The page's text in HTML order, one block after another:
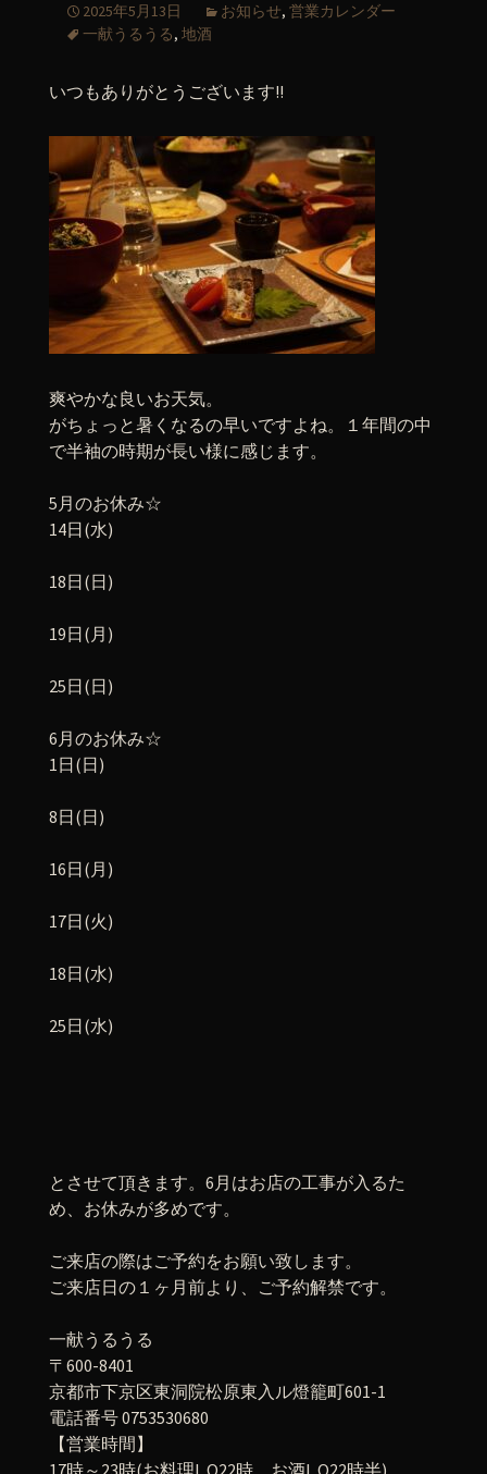
2025年5月13日 お知らせ, 営業カレンダー
一献うるうる, 地酒
いつもありがとうございます!!
爽やかな良いお天気。
がちょっと暑くなるの早いですよね。１年間の中
で半袖の時期が長い様に感じます。
5月のお休み☆
14日(水)
18日(日)
19日(月)
25日(日)
6月のお休み☆
1日(日)
8日(日)
16日(月)
17日(火)
18日(水)
25日(水)
とさせて頂きます。6月はお店の工事が入るた
め、お休みが多めです。
ご来店の際はご予約をお願い致します。
ご来店日の１ヶ月前より、ご予約解禁です。
一献うるうる
〒600-8401
京都市下京区東洞院松原東入ル燈籠町601-1
電話番号 0753530680
【営業時間】
17時～23時(お料理L.O22時 お酒L.O22時半)